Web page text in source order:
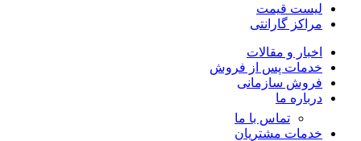
لیست قیمت
مراکز گارانتی
اخبار و مقالات
خدمات پس از فروش
فروش سازمانی
درباره ما
تماس با ما
خدمات مشتریان